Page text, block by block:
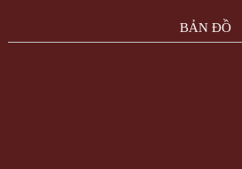
BẢN ĐỒ